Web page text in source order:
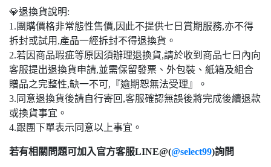
💎退換貨說明:
1.團購價格非常態性售價,因此不提供七日賞期服務,亦不得
拆封或試用,產品一經拆封不得退換貨。
2.若因商品瑕疵等原因須辦理退換貨,請於收到商品七日內向
客服提出退換貨申請,並需保留發票、外包裝、紙箱及組合
贈品之完整性,缺一不可,『逾期恕無法受理』。
3.同意退換貨後請自行寄回,客服確認無誤後將完成後續退款
或換貨事宜。
4.跟團下單表示同意以上事宜。
若有相關問題可加入官方客服LINE@(@select99)詢問